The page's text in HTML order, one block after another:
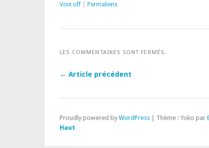
Voix off
Permaliens
LES COMMENTAIRES SONT FERMÉS.
← Article précédent
Proudly powered by WordPress | Thème : Yoko par
Haut